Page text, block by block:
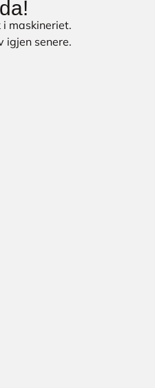
maskineriet.
igjen senere.